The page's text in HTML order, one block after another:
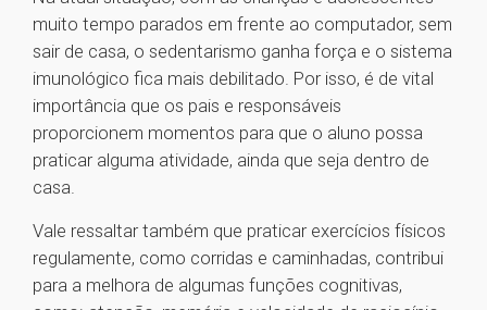
muito tempo parados em frente ao computador, sem
sair de casa, o sedentarismo ganha força e o sistema
imunológico fica mais debilitado. Por isso, é de vital
importância que os pais e responsáveis
proporcionem momentos para que o aluno possa
praticar alguma atividade, ainda que seja dentro de
casa.
Vale ressaltar também que praticar exercícios físicos
regulamente, como corridas e caminhadas, contribui
para a melhora de algumas funções cognitivas,